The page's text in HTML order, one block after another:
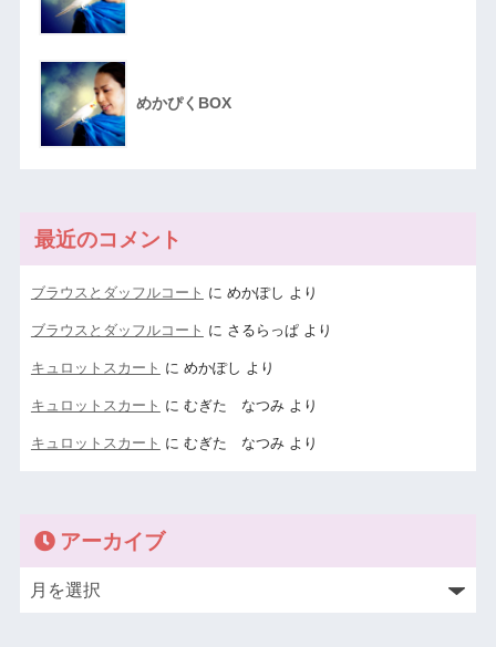
めかぴくBOX
最近のコメント
ブラウスとダッフルコート に めかぽし より
ブラウスとダッフルコート に さるらっぱより
キュロットスカート に めかぽし より
キュロットスカート に むぎた なつみより
キュロットスカート に むぎた なつみより
アーカイブ